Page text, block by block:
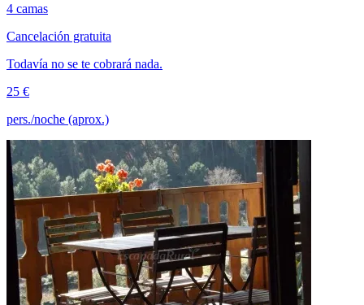
4 camas
Cancelación gratuita
Todavía no se te cobrará nada.
25 €
pers./noche (aprox.)